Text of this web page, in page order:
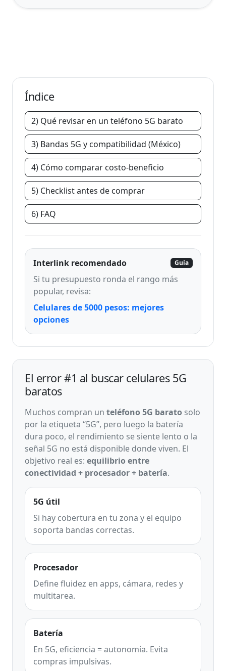
Índice
2) Qué revisar en un teléfono 5G barato
3) Bandas 5G y compatibilidad (México)
4) Cómo comparar costo-beneficio
5) Checklist antes de comprar
6) FAQ
Interlink recomendado Guía
Si tu presupuesto ronda el rango más
popular, revisa:
Celulares de 5000 pesos: mejores
opciones
El error #1 al buscar celulares 5G
baratos
Muchos compran un teléfono 5G barato solo
por la etiqueta “5G”, pero luego la batería
dura poco, el rendimiento se siente lento o la
señal 5G no está disponible donde viven. El
objetivo real es: equilibrio entre
conectividad + procesador + batería.
5G útil
Si hay cobertura en tu zona y el equipo
soporta bandas correctas.
Procesador
Define fluidez en apps, cámara, redes y
multitarea.
Batería
En 5G, eficiencia = autonomía. Evita
compras impulsivas.